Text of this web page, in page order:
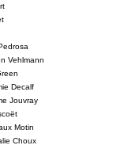
Vehlmann
Decalf
Jouvray
Motin
Choux